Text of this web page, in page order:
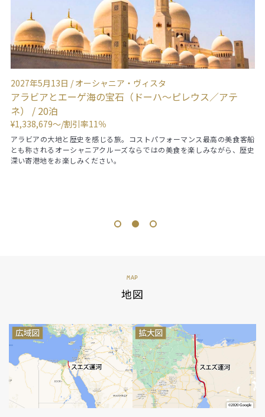
2027年11月8日 / エクスプローラ I
地中海〜スエズ運河〜紅海（バルセロナ ～ ジェッダ） /
11泊
お問合せフォームください
華やかなバルセロナを出港し、世界遺産の街マルタ・ヴァレッタ、古代ミ
ノア文明が息づくクレタ島、中世騎士団の面影残るロードス島、地中海の
宝石キプロスを巡り、壮大なスエズ運河を越えて紅海へ。その先に待つの
1 2 3
MAP
地図